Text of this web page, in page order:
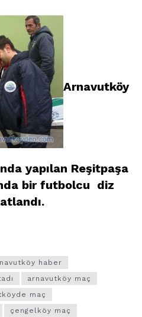
Arnavutköy
yapılan Reşitpaşa
bir futbolcu diz
haber
arnavutköy maç
maç
çengelköy maç